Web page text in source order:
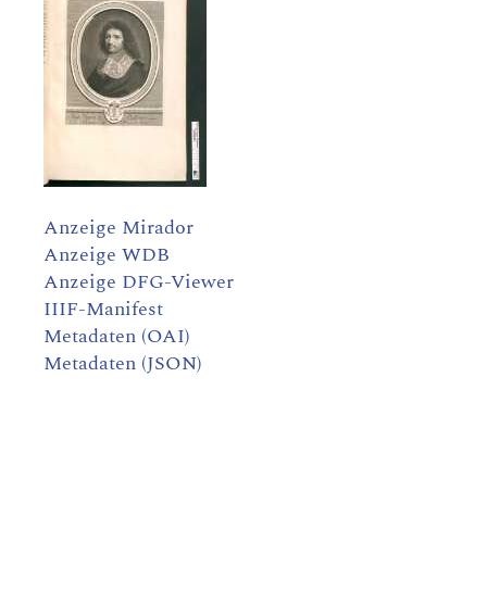
Anzeige Mirador
Anzeige WDB
Anzeige DFG-Viewer
IIIF-Manifest
Metadaten (OAI)
Metadaten (JSON)